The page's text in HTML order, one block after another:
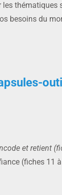
les thématiques
besoins du
et retient
(fiches 11